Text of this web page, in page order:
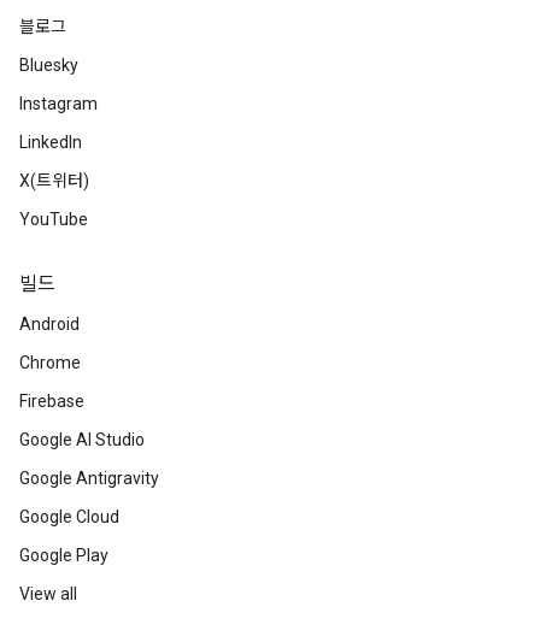
블로그
Bluesky
Instagram
LinkedIn
X(트위터)
YouTube
빌드
Android
Chrome
Firebase
Google AI Studio
Google Antigravity
Google Cloud
Google Play
View all